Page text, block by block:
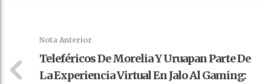
Nota Anterior
Teleféricos De Morelia Y Uruapan Parte De
La Experiencia Virtual En Jalo Al Gaming: